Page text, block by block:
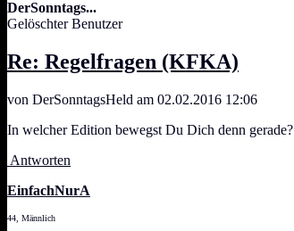
DerSonntags...
Gelöschter Benutzer
Re: Regelfragen (KFKA)
von DerSonntagsHeld am 02.02.2016 12:06
In welcher Edition bewegst Du Dich denn gerade?
Antworten
EinfachNurA
44, Männlich